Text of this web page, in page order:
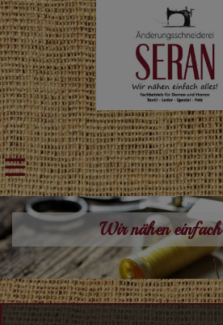
Wir nähen